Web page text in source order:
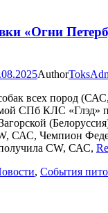
«Огни
Author
всех пород
СПб КЛС «Глэд»
САС, Чемпион
CW, САС,
, События